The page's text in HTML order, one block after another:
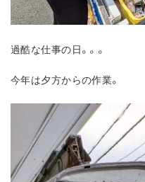
過酷な仕事の日。。。
今年は夕方からの作業。